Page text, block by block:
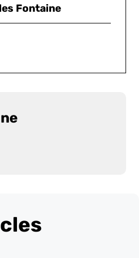
Fontaine